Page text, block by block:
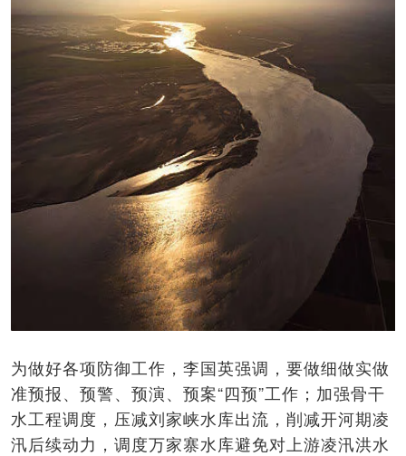
为做好各项防御工作，李国英强调，要做细做实做
准预报、预警、预演、预案“四预”工作；加强骨干
水工程调度，压减刘家峡水库出流，削减开河期凌
汛后续动力，调度万家寨水库避免对上游凌汛洪水